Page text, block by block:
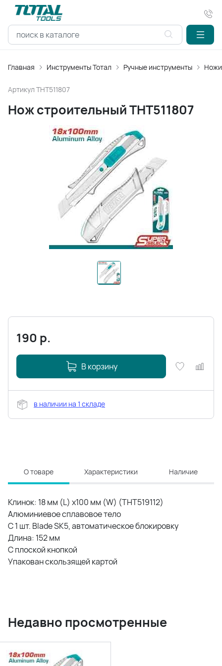
Главная Инструменты Тотал Ручные инструменты Ножи
Артикул THT511807
Нож строительный THT511807
190 р.
В корзину
в наличии на 1 складе
О товаре Характеристики Наличие
Клинок: 18 мм (L) x100 мм (W) (THT519112)
Алюминиевое сплавовое тело
С 1 шт. Blade SK5, автоматическое блокировку
Длина: 152 мм
С плоской кнопкой
Упакован скользящей картой
Недавно просмотренные